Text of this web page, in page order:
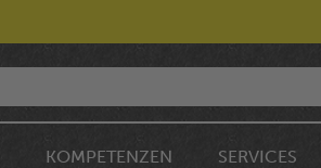
KOMPETENZEN SERVICES